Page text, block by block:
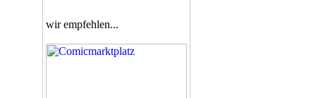
wir empfehlen...